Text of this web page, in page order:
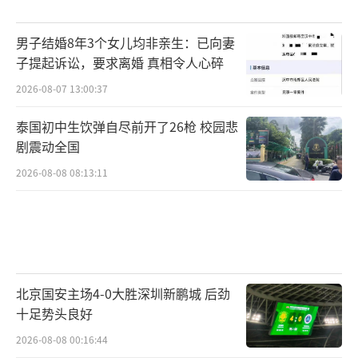
男子结婚8年3个女儿均非亲生：已向妻
子提起诉讼，要求离婚 真相令人心碎
2026-08-07 13:00:37
泰国初中生饮弹自尽前开了26枪 校园悲
剧震动全国
2026-08-08 08:13:11
北京国安主场4-0大胜深圳新鹏城 后劲
十足势头良好
2026-08-08 00:16:44